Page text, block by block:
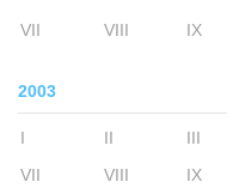
VII
VIII IX
2003
I II III
VII
VIII IX